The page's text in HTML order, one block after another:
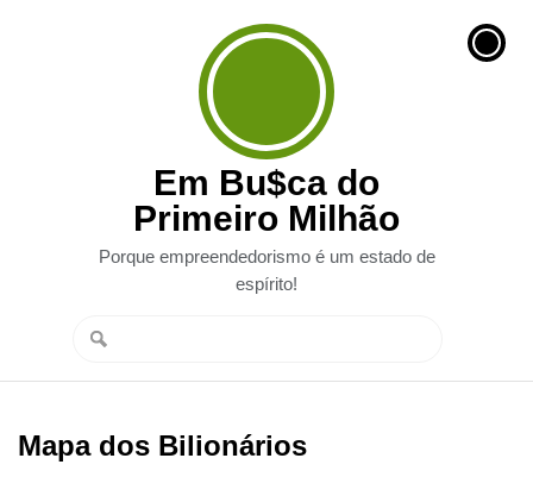
Em Bu$ca do
Primeiro Milhão
Porque empreendedorismo é um estado de
espírito!
Mapa dos Bilionários